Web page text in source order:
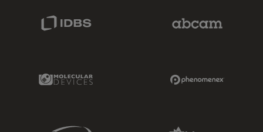
Molecular Devices Link
Sciex Link